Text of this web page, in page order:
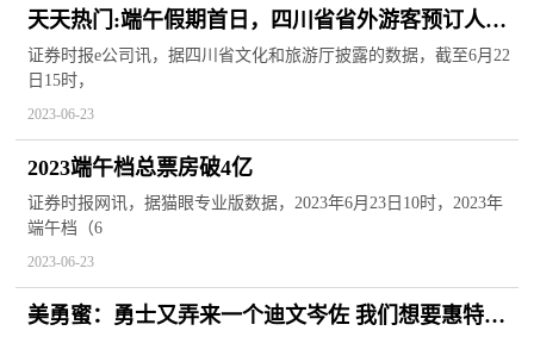
天天热门:端午假期首日，四川省省外游客预订人次
同比增长3倍
证券时报e公司讯，据四川省文化和旅游厅披露的数据，截至6月22
日15时，
2023-06-23
2023端午档总票房破4亿
证券时报网讯，据猫眼专业版数据，2023年6月23日10时，2023年
端午档（6
2023-06-23
美勇蜜：勇士又弄来一个迪文岑佐 我们想要惠特摩